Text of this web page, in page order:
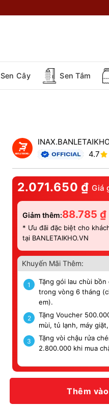
Sen Cây Sen Tắm
4.7
2.071.650 ₫ Giá
Giảm thêm:88.785₫
* Ưu đãi đặc biệt cho
tại BANLETAIKHO.VN
Khuyến Mãi Thêm:
1
Tặng gói lau chùi
trong vòng 6 tháng
em).
2
Tặng Voucher
mùi, tủ lạnh, máy
3
Tặng vòi chậu rửa
2.800.000 khi mua
Thêm